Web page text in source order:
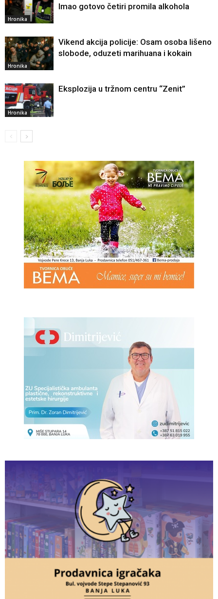
Hronika
Imao gotovo četiri promila alkohola
Hronika
Vikend akcija policije: Osam osoba lišeno
slobode, oduzeti marihuana i kokain
Hronika
Eksplozija u tržnom centru “Zenit”